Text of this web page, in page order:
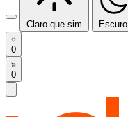
Claro que sim Escuro
0
0